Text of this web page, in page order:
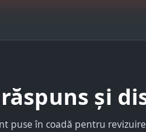
și
puse în coadă pentru